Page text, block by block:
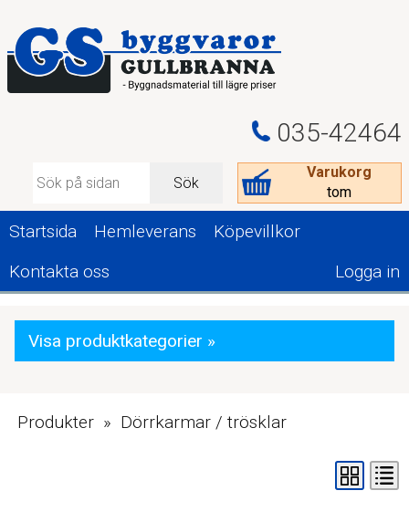
035-42464
Varukorg
tom
Sök
Startsida Hemleverans
Köpevillkor
Kontakta oss
Logga in
Visa produktkategorier »
Produkter » Dörrkarmar / trösklar